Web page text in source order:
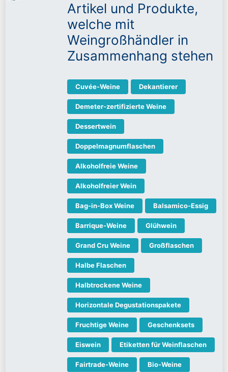
Artikel und Produkte,
welche mit
Weingroßhändler in
Zusammenhang stehen
Cuvée-Weine Dekantierer
Demeter-zertifizierte Weine
Dessertwein
Doppelmagnumflaschen
Alkoholfreie Weine
Alkoholfreier Wein
Bag-in-Box Weine Balsamico-Essig
Barrique-Weine Glühwein
Grand Cru Weine Großflaschen
Halbe Flaschen
Halbtrockene Weine
Horizontale Degustationspakete
Fruchtige Weine Geschenksets
Eiswein Etiketten für Weinflaschen
Fairtrade-Weine Bio-Weine